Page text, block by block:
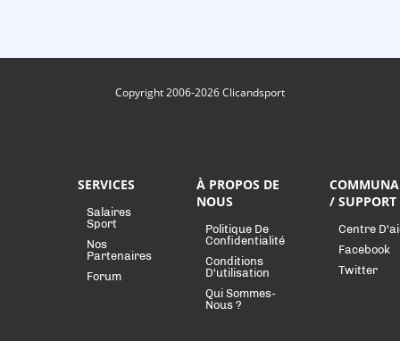
Copyright 2006-2026 Clicandsport
SERVICES
Salaires
Sport
Nos
Partenaires
Forum
À PROPOS DE
NOUS
Politique De
Confidentialité
Conditions
D'utilisation
Qui Sommes-
Nous ?
/ SUPPORT
Centre
Facebook
Twitter